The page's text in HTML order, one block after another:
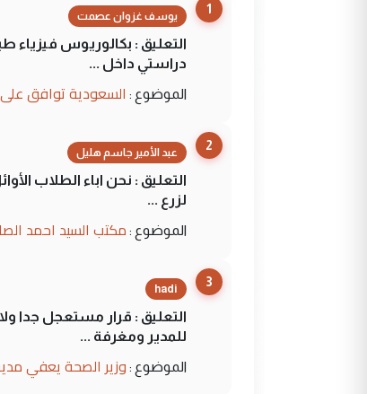
1
يوسف غزوان عصمت
التعليق : بكالوريوس
دراستي داخل ...
الموضوع : السعودية توافق على الاستمرار في إعطاء 100
2
عبد الأمير جاسم هليل
التعليق : نحن اباء الطلاب
لزرع ...
الموضوع : مكتب السيد احمد
3
hadi
التعليق : قرار مستعجل جدا
للمدير ومغرفة ...
الموضوع : وزير الصحة يعفي